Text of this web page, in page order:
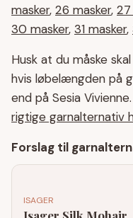
masker, 26 masker, 27
30 masker, 31 masker,
Husk at du måske
hvis løbelængden på
end på Sesia
rigtige garnalternativ
Forslag til
ISAGER